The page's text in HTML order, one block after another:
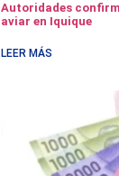
Autoridades
aviar en Iquique
LEER MÁS